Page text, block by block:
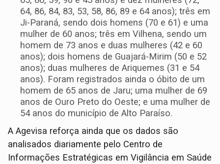
64, 86, 84, 83, 53, 58, 86, 89 e 64 anos); três em
Ji-Paraná, sendo dois homens (70 e 61) e uma
mulher de 60 anos; três em Vilhena, sendo um
homem de 73 anos e duas mulheres (42 e 60
anos); dois homens de Guajará-Mirim (50 e 52
anos); duas mulheres de Ariquemes (31 e 54
anos). Foram registrados ainda o óbito de um
homem de 65 anos de Jaru; uma mulher de 69
anos de Ouro Preto do Oeste; e uma mulher de
54 anos do município de Alto Paraíso.
A Agevisa reforça ainda que os dados são
analisados diariamente pelo Centro de
Informações Estratégicas em Vigilância em Saúde